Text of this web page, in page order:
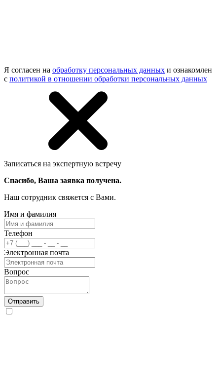
Я согласен на обработку персональных данных и ознакомлен
с политикой в отношении обработки персональных данных
Записаться на экспертную встречу
Спасибо, Ваша заявка получена.
Наш сотрудник свяжется с Вами.
Имя и фамилия
Телефон
Электронная почта
Вопрос
Отправить